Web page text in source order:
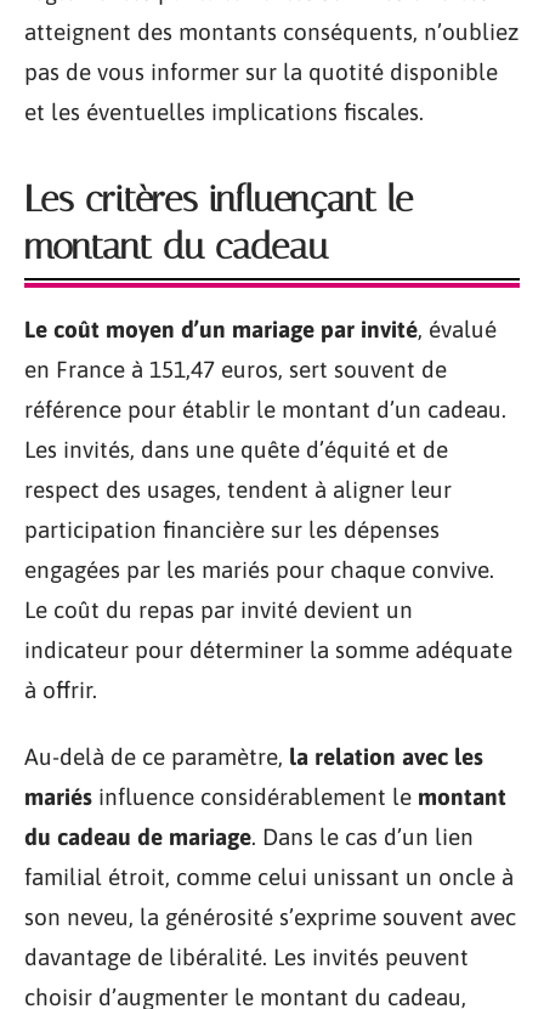
atteignent des montants conséquents, n’oubliez
pas de vous informer sur la quotité disponible
et les éventuelles implications fiscales.
Les critères influençant le
montant du cadeau
Le coût moyen d’un mariage par invité, évalué
en France à 151,47 euros, sert souvent de
référence pour établir le montant d’un cadeau.
Les invités, dans une quête d’équité et de
respect des usages, tendent à aligner leur
participation financière sur les dépenses
engagées par les mariés pour chaque convive.
Le coût du repas par invité devient un
indicateur pour déterminer la somme adéquate
à offrir.
Au-delà de ce paramètre, la relation avec les
mariés influence considérablement le montant
du cadeau de mariage. Dans le cas d’un lien
familial étroit, comme celui unissant un oncle à
son neveu, la générosité s’exprime souvent avec
davantage de libéralité. Les invités peuvent
choisir d’augmenter le montant du cadeau,